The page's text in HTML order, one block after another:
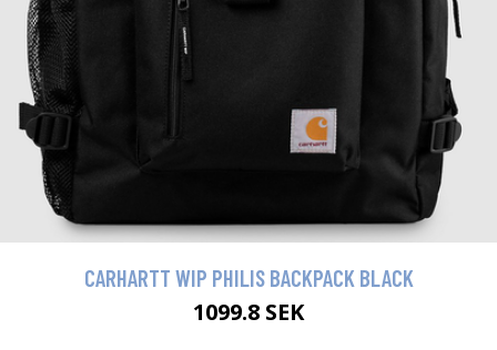
CARHARTT WIP PHILIS BACKPACK BLACK
1099.8 SEK